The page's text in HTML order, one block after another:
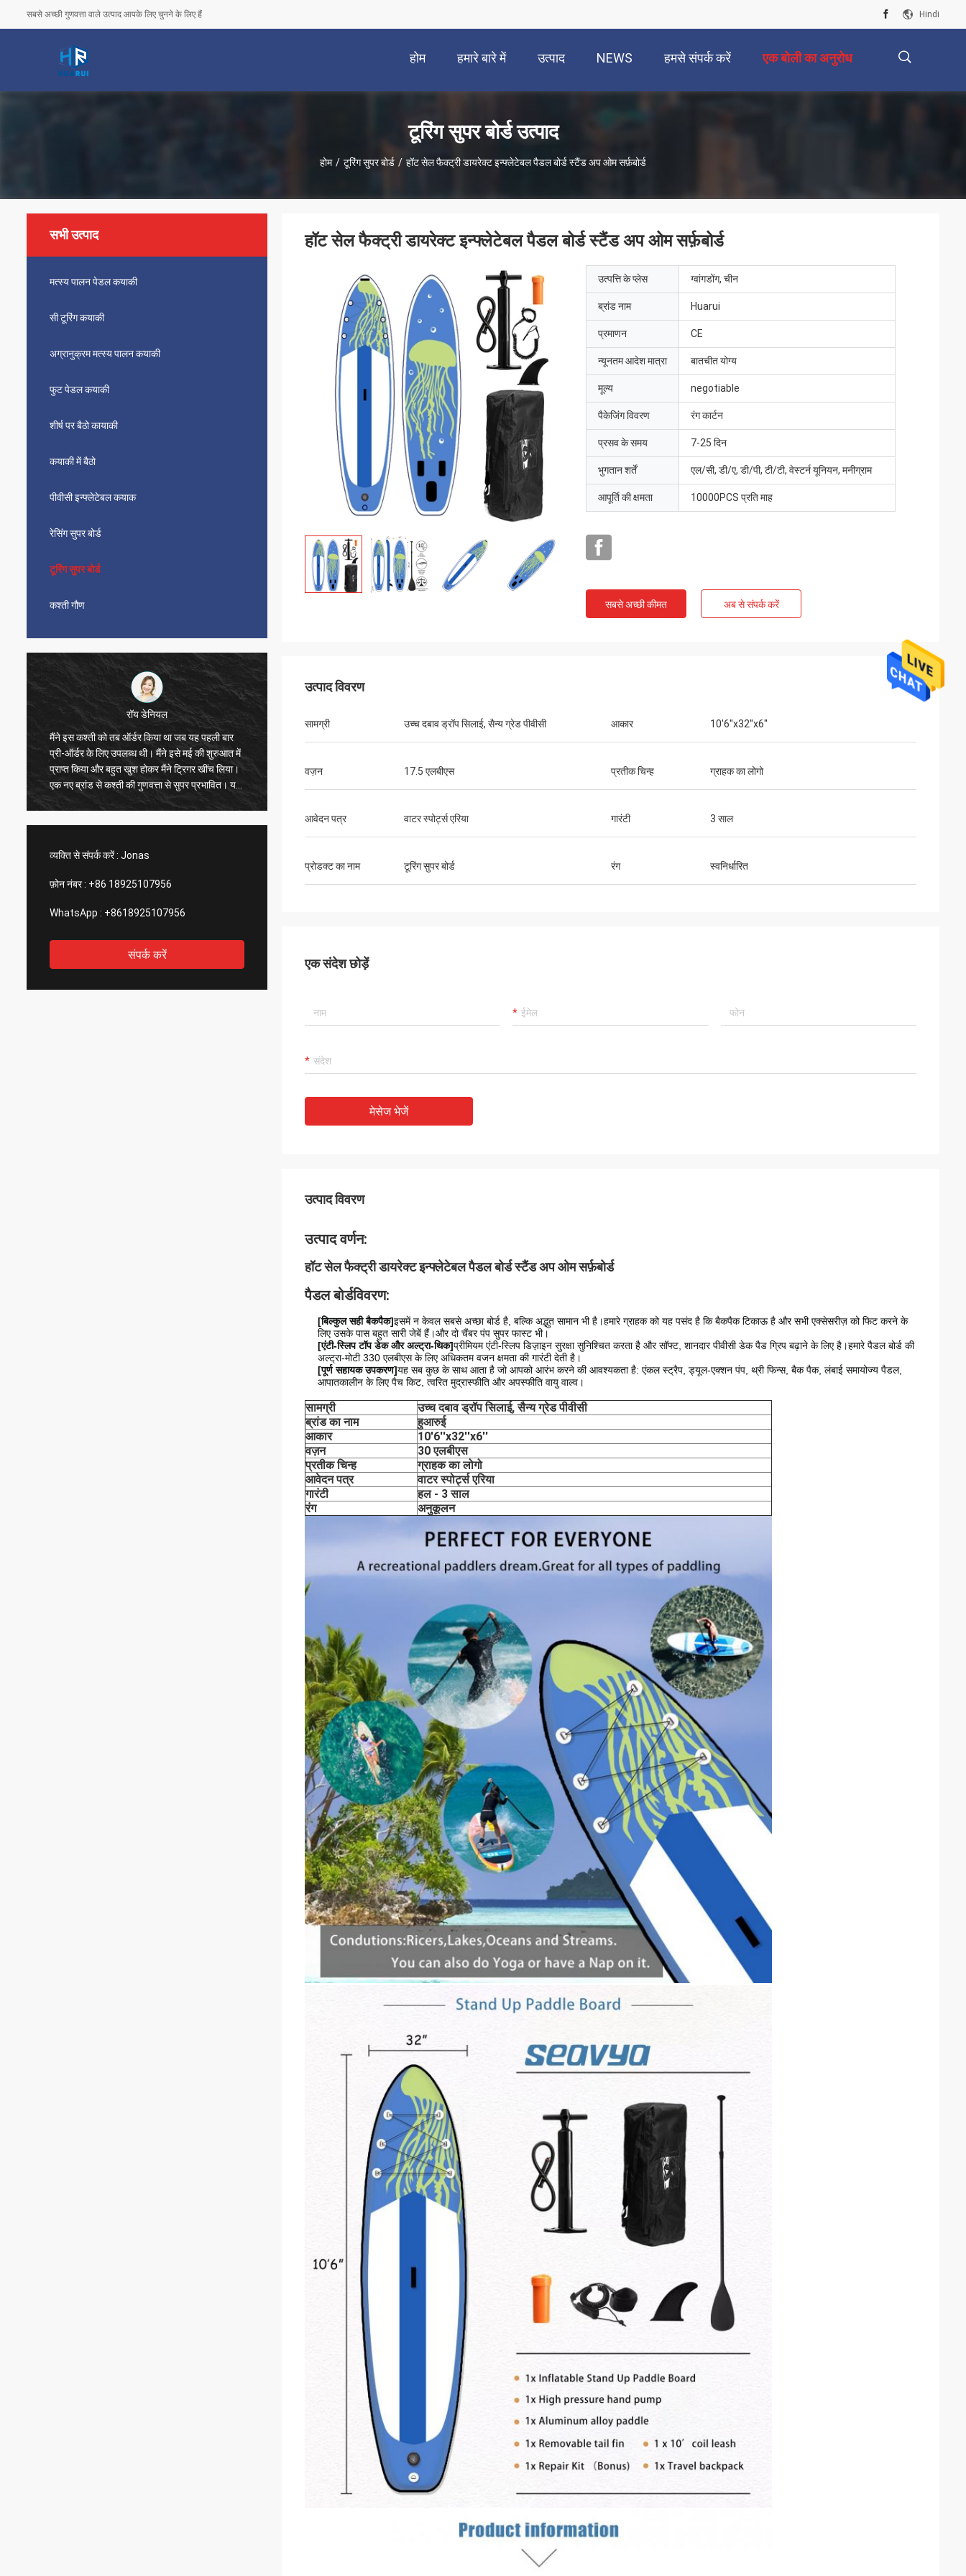
सबसे अच्छी गुणवत्ता वाले उत्पाद आपके लिए चुनने के लिए हैं Hindi
होम हमारे बारे में उत्पाद NEWS हमसे संपर्क करें एक बोली का अनुरोध
टूरिंग सुपर बोर्ड उत्पाद
होम / टूरिंग सुपर बोर्ड / हॉट सेल फैक्ट्री डायरेक्ट इन्फ्लेटेबल पैडल बोर्ड स्टैंड अप ओम सर्फ़बोर्ड
सभी उत्पाद
मत्स्य पालन पेडल कयाकी
सी टूरिंग कयाकी
अग्रानुक्रम मत्स्य पालन कयाकी
फुट पेडल कयाकी
शीर्ष पर बैठो कायाकी
कयाकी में बैठो
पीवीसी इन्फ्लेटेबल कयाक
रेसिंग सुपर बोर्ड
टूरिंग सुपर बोर्ड
कश्ती गौण
रॉय डेनियल
मैंने इस कश्ती को तब ऑर्डर किया था जब यह पहली बार
प्री-ऑर्डर के लिए उपलब्ध थी। मैंने इसे मई की शुरुआत में
प्राप्त किया और बहुत खुश होकर मैंने ट्रिगर खींच लिया।
एक नए ब्रांड से कश्ती की गुणवत्ता से सुपर प्रभावित। यह
तेज़, चलने योग्य है और इसमें एक्सेसरीज़ के लिए बहुत सारे
यह सुपर स्टेबल है। सीट बहुत आरामदायक है और फिन
निश्चित रूप से इसे खरीदने की सलाह देता हूं।
व्यक्ति से संपर्क करें : Jonas
फ़ोन नंबर : +86 18925107956
WhatsApp : +8618925107956
संपर्क करें
हॉट सेल फैक्ट्री डायरेक्ट इन्फ्लेटेबल पैडल बोर्ड स्टैंड अप ओम सर्फ़बोर्ड
उत्पत्ति के प्लेस ग्वांगडोंग, चीन
ब्रांड नाम Huarui
प्रमाणन CE
न्यूनतम आदेश मात्रा बातचीत योग्य
मूल्य negotiable
पैकेजिंग विवरण रंग कार्टन
प्रसव के समय 7-25 दिन
भुगतान शर्तें एल/सी, डी/ए, डी/पी, टी/टी, वेस्टर्न यूनियन, मनीग्राम
आपूर्ति की क्षमता 10000PCS प्रति माह
सबसे अच्छी कीमत अब से संपर्क करें
उत्पाद विवरण
सामग्री उच्च दबाव ड्रॉप सिलाई, सैन्य ग्रेड पीवीसी आकार 10'6''x32''x6''
वज़न 17.5 एलबीएस प्रतीक चिन्ह ग्राहक का लोगो
आवेदन पत्र वाटर स्पोर्ट्स एरिया गारंटी 3 साल
प्रोडक्ट का नाम टूरिंग सुपर बोर्ड रंग स्वनिर्धारित
एक संदेश छोड़ें
मेसेज भेजें
उत्पाद विवरण
उत्पाद वर्णन:
हॉट सेल फैक्ट्री डायरेक्ट इन्फ्लेटेबल पैडल बोर्ड स्टैंड अप ओम सर्फ़बोर्ड
पैडल बोर्डविवरण:
[बिल्कुल सही बैकपैक]इसमें न केवल सबसे अच्छा बोर्ड है, बल्कि अद्भुत सामान भी है।हमारे ग्राहक को यह पसंद है कि बैकपैक टिकाऊ है और सभी एक्सेसरीज़ को फिट करने के
लिए उसके पास बहुत सारी जेबें हैं।और दो चैंबर पंप सुपर फास्ट भी।
[एंटी-स्लिप टॉप डेक और अल्ट्रा-थिक]प्रीमियम एंटी-स्लिप डिज़ाइन सुरक्षा सुनिश्चित करता है और सॉफ्ट, शानदार पीवीसी डेक पैड ग्रिप बढ़ाने के लिए है।हमारे पैडल बोर्ड की
अल्ट्रा-मोटी 330 एलबीएस के लिए अधिकतम वजन क्षमता की गारंटी देती है।
[पूर्ण सहायक उपकरण]यह सब कुछ के साथ आता है जो आपको आरंभ करने की आवश्यकता है: एंकल स्ट्रैप, ड्यूल-एक्शन पंप, थ्री फिन्स, बैक पैक, लंबाई समायोज्य पैडल,
आपातकालीन के लिए पैच किट, त्वरित मुद्रास्फीति और अपस्फीति वायु वाल्व।
सामग्री
उच्च दबाव ड्रॉप सिलाई, सैन्य ग्रेड पीवीसी
ब्रांड का नाम
हुआरुई
आकार
10'6''x32''x6''
वज़न
30 एलबीएस
प्रतीक चिन्ह
ग्राहक का लोगो
आवेदन पत्र
वाटर स्पोर्ट्स एरिया
गारंटी
हल - 3 साल
रंग
अनुकूलन